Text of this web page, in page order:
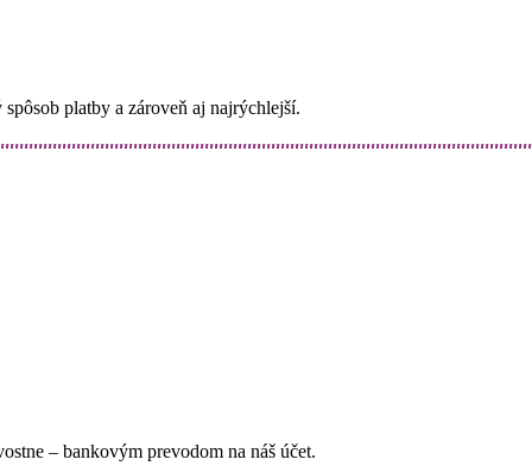
platby a zároveň aj najrýchlejší.
– bankovým prevodom na náš účet.